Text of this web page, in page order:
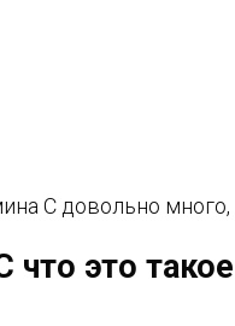
С довольно
это такое